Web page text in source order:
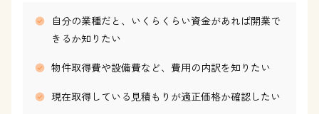
自分の業種だと、いくらくらい資金があれば開業で
きるか知りたい
物件取得費や設備費など、費用の内訳を知りたい
現在取得している見積もりが適正価格か確認したい